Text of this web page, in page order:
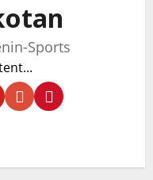
Sports